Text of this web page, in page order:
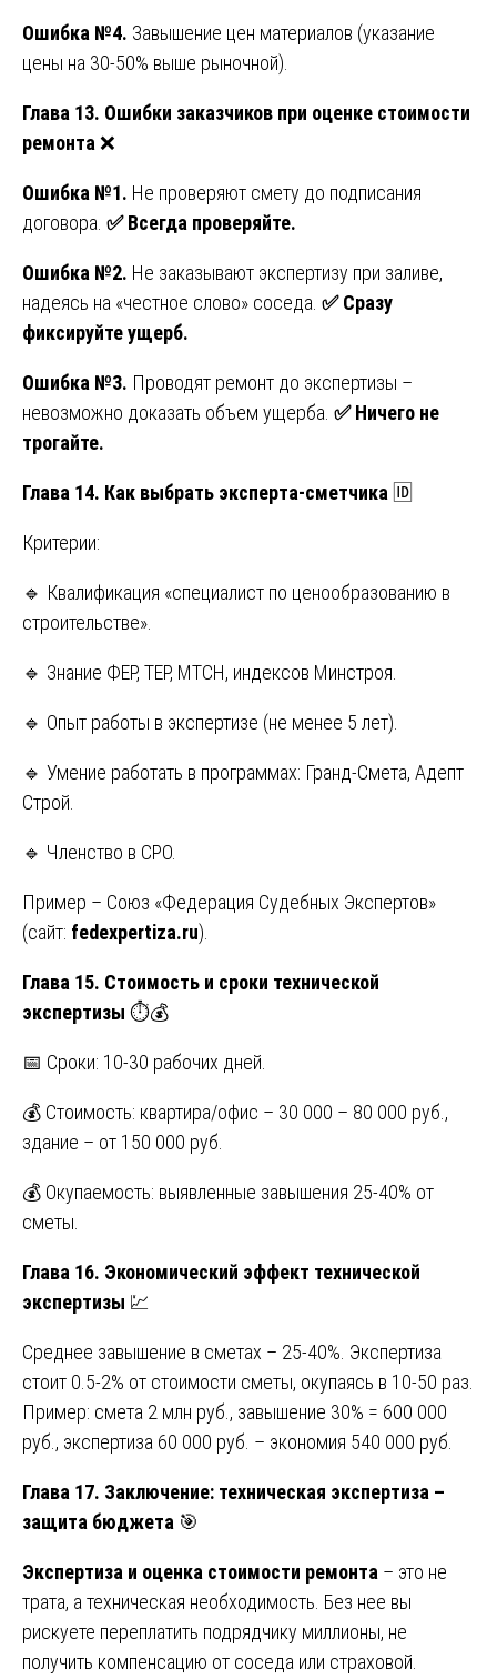
Ошибка №4. Завышение цен материалов (указание
цены на 30-50% выше рыночной).
Глава 13. Ошибки заказчиков при оценке стоимости
ремонта❌
Ошибка №1. Не проверяют смету до подписания
договора. ✅Всегда проверяйте.
Ошибка №2. Не заказывают экспертизу при заливе,
надеясь на «честное слово» соседа. ✅Сразу
фиксируйте ущерб.
Ошибка №3. Проводят ремонт до экспертизы –
невозможно доказать объем ущерба. ✅Ничего не
трогайте.
Глава 14. Как выбрать эксперта-сметчика 🆔
Критерии:
🔹 Квалификация «специалист по ценообразованию в
строительстве».
🔹 Знание ФЕР, ТЕР, МТСН, индексов Минстроя.
🔹 Опыт работы в экспертизе (не менее 5 лет).
🔹 Умение работать в программах: Гранд-Смета, Адепт
Строй.
🔹 Членство в СРО.
Пример – Союз «Федерация Судебных Экспертов»
(сайт: fedexpertiza.ru).
Глава 15. Стоимость и сроки технической
экспертизы ⏱️💰
📅 Сроки: 10-30 рабочих дней.
💰 Стоимость: квартира/офис – 30 000 – 80 000 руб.,
здание – от 150 000 руб.
💰 Окупаемость: выявленные завышения 25-40% от
сметы.
Глава 16. Экономический эффект технической
экспертизы 💹
Среднее завышение в сметах – 25-40%. Экспертиза
стоит 0.5-2% от стоимости сметы, окупаясь в 10-50 раз.
Пример: смета 2 млн руб., завышение 30% = 600 000
руб., экспертиза 60 000 руб. – экономия 540 000 руб.
Глава 17. Заключение: техническая экспертиза –
защита бюджета 🎯
Экспертиза и оценка стоимости ремонта – это не
трата, а техническая необходимость. Без нее вы
рискуете переплатить подрядчику миллионы, не
получить компенсацию от соседа или страховой.